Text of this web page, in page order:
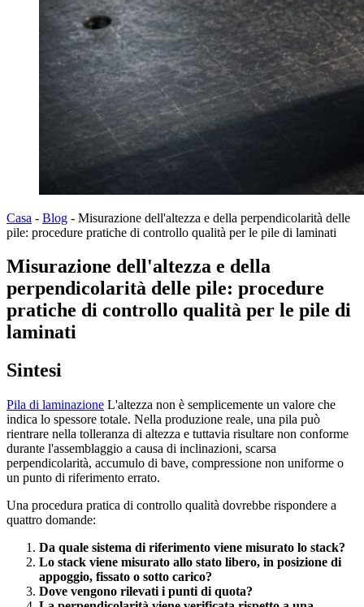
Casa - Blog - Misurazione dell'altezza e della perpendicolarità delle
pile: procedure pratiche di controllo qualità per le pile di laminati
Misurazione dell'altezza e della
perpendicolarità delle pile: procedure
pratiche di controllo qualità per le pile di
laminati
Sintesi
Pila di laminazione L'altezza non è semplicemente un valore che
indica lo spessore totale. Nella produzione reale, una pila può
rientrare nella tolleranza di altezza e tuttavia risultare non conforme
durante l'assemblaggio a causa di inclinazioni, scarsa
perpendicolarità, accumulo di bave, compressione non uniforme o
un punto di riferimento errato.
Una procedura pratica di controllo qualità dovrebbe rispondere a
quattro domande:
Da quale sistema di riferimento viene misurato lo stack?
Lo stack viene misurato allo stato libero, in posizione di
appoggio, fissato o sotto carico?
Dove vengono rilevati i punti di quota?